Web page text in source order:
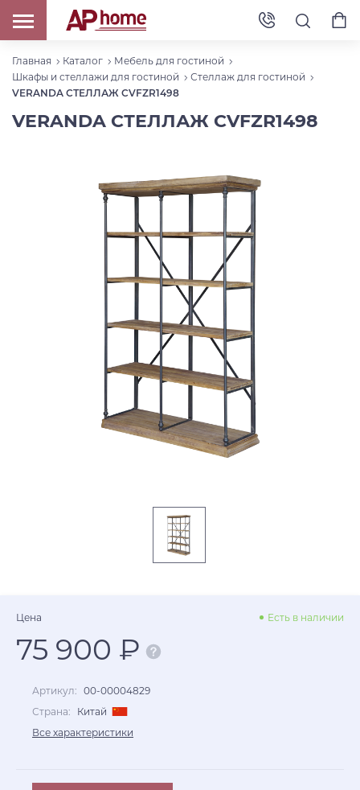
Главная Каталог
Мебель для гостиной
Шкафы и стеллажи для гостиной
Стеллаж для гостиной
VERANDA СТЕЛЛАЖ CVFZR1498
VERANDA СТЕЛЛАЖ CVFZR1498
Цена Есть в наличии
75 900 ₽
Артикул: 00-00004829
Страна:
Китай
Все характеристики